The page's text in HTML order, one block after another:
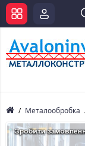
Металообробка